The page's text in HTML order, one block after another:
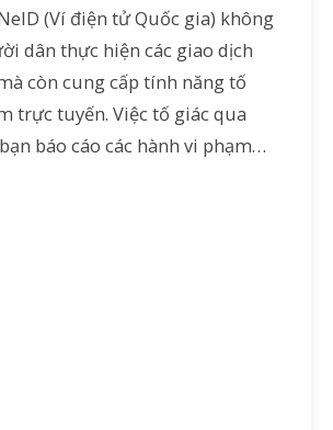
(Ví điện tử Quốc gia) không
dân thực hiện các giao dịch
còn cung cấp tính năng tố
trực tuyến. Việc tố giác qua
báo cáo các hành vi phạm…